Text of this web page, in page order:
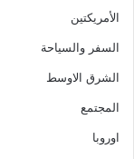
الأمريكتين
السفر والسياحة
الشرق الاوسط
المجتمع
اوروبا